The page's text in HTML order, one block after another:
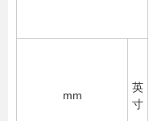
mm
英
寸